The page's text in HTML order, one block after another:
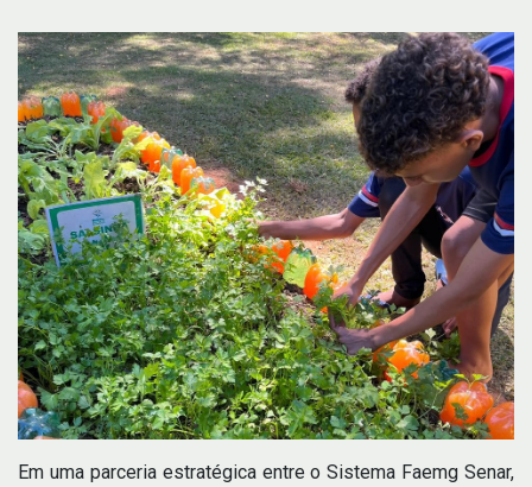
Em uma parceria estratégica entre o Sistema Faemg Senar,